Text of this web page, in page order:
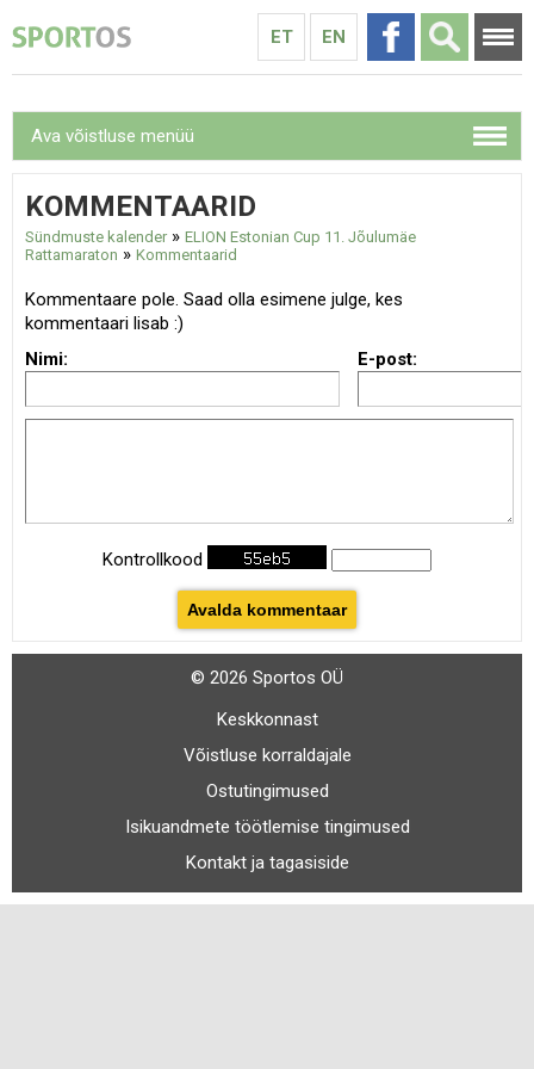
ET EN
Ava võistluse menüü
KOMMENTAARID
Sündmuste kalender » ELION Estonian Cup 11. Jõulumäe
Rattamaraton » Kommentaarid
Kommentaare pole. Saad olla esimene julge, kes
kommentaari lisab :)
Nimi:
E-post:
Kontrollkood
© 2026 Sportos OÜ
Keskkonnast
Võistluse korraldajale
Ostutingimused
Isikuandmete töötlemise tingimused
Kontakt ja tagasiside